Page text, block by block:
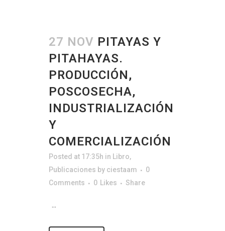
27 NOV PITAYAS Y
PITAHAYAS.
PRODUCCIÓN,
POSCOSECHA,
INDUSTRIALIZACIÓN
Y
COMERCIALIZACIÓN
Posted at 17:35h in Libro,
Publicaciones by ciestaam
0
Comments
0 Likes Share